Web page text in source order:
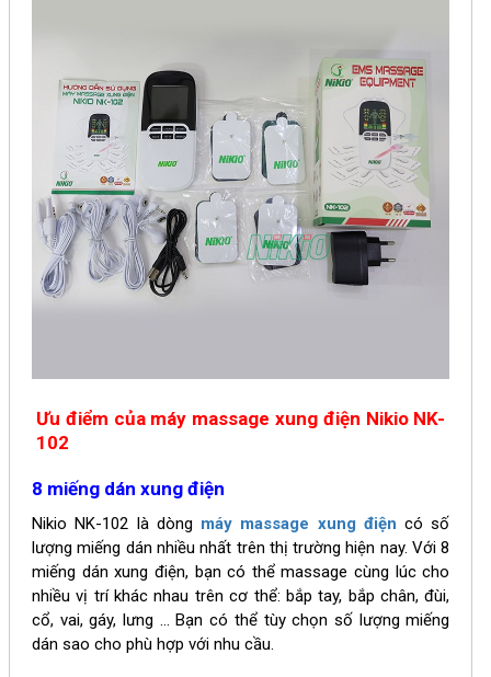
Ưu điểm của máy massage xung điện Nikio NK-
102
8 miếng dán xung điện
Nikio NK-102 là dòng máy massage xung điện có số
lượng miếng dán nhiều nhất trên thị trường hiện nay. Với 8
miếng dán xung điện, bạn có thể massage cùng lúc cho
nhiều vị trí khác nhau trên cơ thể: bắp tay, bắp chân, đùi,
cổ, vai, gáy, lưng ... Bạn có thể tùy chọn số lượng miếng
dán sao cho phù hợp với nhu cầu.